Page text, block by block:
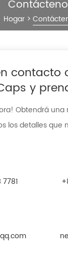
Hogar >
contacto
y
Obtendrá una
los detalles que
7781